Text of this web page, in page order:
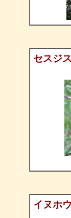
セスジ
イヌホ